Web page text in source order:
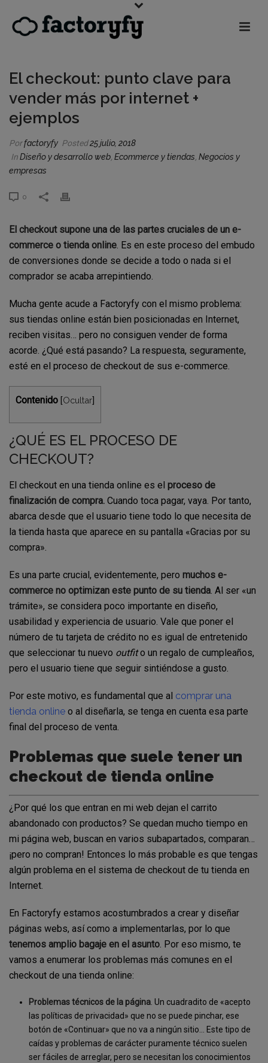
El checkout: punto clave para
vender más por internet +
ejemplos
Porfactoryfy Posted25 julio, 2018
InDiseño y desarrollo web Ecommerce y tiendas Negocios y
empresas
0
El checkout supone una de las partes cruciales de un e-
commerce o tienda online. Es en este proceso del embudo
de conversiones donde se decide a todo o nada si el
comprador se acaba arrepintiendo.
Mucha gente acude a Factoryfy con el mismo problema:
sus tiendas online están bien posicionadas en Internet,
reciben visitas… pero no consiguen vender de forma
acorde. ¿Qué está pasando? La respuesta, seguramente,
esté en el proceso de checkout de sus e-commerce.
Contenido Ocultar
¿QUÉ ES EL PROCESO DE
CHECKOUT?
El checkout en una tienda online es el proceso de
finalización de compra. Cuando toca pagar, vaya. Por tanto,
abarca desde que el usuario tiene todo lo que necesita de
la tienda hasta que aparece en su pantalla «Gracias por su
compra».
Es una parte crucial, evidentemente, pero muchos e-
commerce no optimizan este punto de su tienda. Al ser «un
trámite», se considera poco importante en diseño,
usabilidad y experiencia de usuario. Vale que poner el
número de tu tarjeta de crédito no es igual de entretenido
que seleccionar tu nuevo outfito un regalo de cumpleaños,
pero el usuario tiene que seguir sintiéndose a gusto.
Por este motivo, es fundamental que al comprar una
tienda online o al diseñarla, se tenga en cuenta esa parte
final del proceso de venta.
Problemas que suele tener un
checkout de tienda online
¿Por qué los que entran en mi web dejan el carrito
abandonado con productos? Se quedan mucho tiempo en
mi página web, buscan en varios subapartados, comparan…
¡pero no compran! Entonces lo más probable es que tengas
algún problema en el sistema de checkout de tu tienda en
Internet.
En Factoryfy estamos acostumbrados a crear y diseñar
páginas webs, así como a implementarlas, por lo que
tenemos amplio bagaje en el asunto. Por eso mismo, te
vamos a enumerar los problemas más comunes en el
checkout de una tienda online:
Problemas técnicos de la página. Un cuadradito de «acepto
las políticas de privacidad» que no se puede pinchar, ese
botón de «Continuar» que no va a ningún sitio… Este tipo de
caídas y problemas de carácter puramente técnico suelen
ser fáciles de arreglar, pero se necesitan los conocimientos